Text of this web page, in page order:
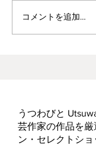
ヘス&あかね
コメントを追加…
うつわびと
芸作家の作品を厳
ン・セレクトシ